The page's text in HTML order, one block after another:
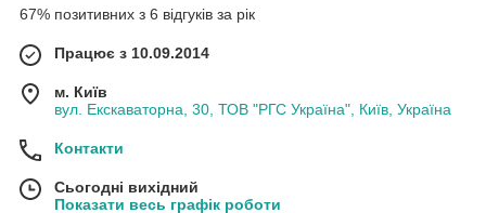
67% позитивних з 6 відгуків за рік
Працює з 10.09.2014
м. Київ
вул. Екскаваторна, 30, ТОВ "РГС Україна", Київ, Україна
Контакти
Сьогодні вихідний
Показати весь графік роботи